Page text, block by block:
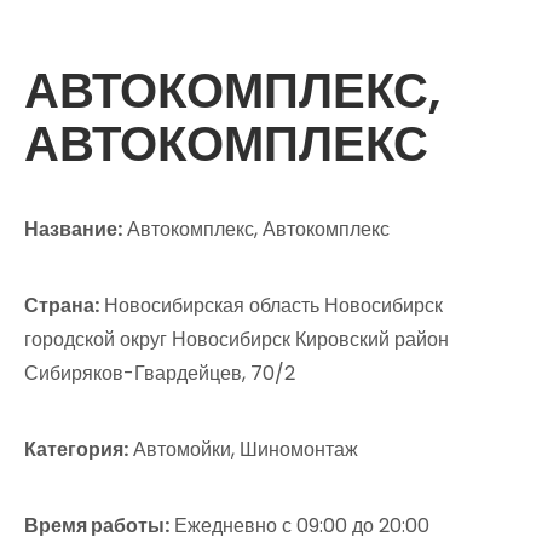
АВТОКОМПЛЕКС,
АВТОКОМПЛЕКС
Название:Автокомплекс, Автокомплекс
Страна: Новосибирская область Новосибирск
городской округ Новосибирск Кировский район
Сибиряков-Гвардейцев, 70/2
Категория:Автомойки, Шиномонтаж
Время работы: Ежедневно с 09:00 до 20:00